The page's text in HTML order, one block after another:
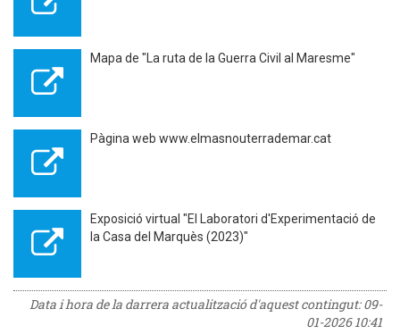
Mapa de "La ruta de la Guerra Civil al Maresme"
Pàgina web www.elmasnouterrademar.cat
Exposició virtual "El Laboratori d'Experimentació de
la Casa del Marquès (2023)"
Data i hora de la darrera actualització d'aquest contingut:09-
01-2026 10:41